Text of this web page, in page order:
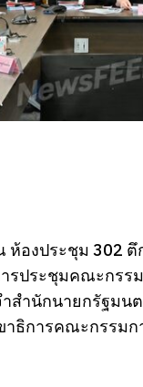
ห้องประชุม 302
รประชุมคณะกร
ำนักนายกรัฐมน
ธิการคณะกรรม